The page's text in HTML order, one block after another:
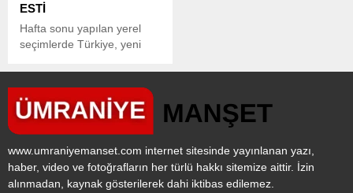
ESTİ
Hafta sonu yapılan yerel
seçimlerde Türkiye, yeni
CHP, 14’ü büyükşehir olmak
üzere 35 belediyeyi
kazanarak Türkiye
genelinde en çok oyu alan
parti oldu. AK Parti ise oy
oranında ilk kez 2. sıraya
gerileyerek dikkat çekti.
Seçime katılım oranındaki
www.umraniyemanset.com internet sitesinde yayınlanan yazı,
haber, video ve fotoğrafların her türlü hakkı sitemize aittir. İzin
alınmadan, kaynak gösterilerek dahi iktibas edilemez.